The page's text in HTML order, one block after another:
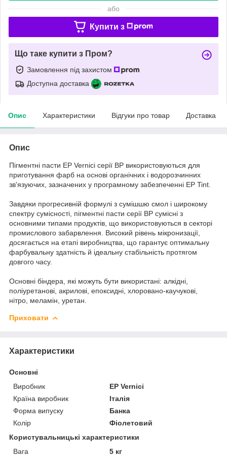
або
Купити з
Що таке купити з Пром?
Замовлення під захистом
Доступна доставка
Опис Характеристики Відгуки про товар Доставка
Опис
Пігментні пасти EP Vernici серії BP використовуються для
приготування фарб на основі органічних і водорозчинних
зв'язуючих, зазначених у програмному забезпеченні EP Tint.
Завдяки прогресивній формулі з сумішшю смол і широкому
спектру сумісності, пігментні пасти серії BP сумісні з
основними типами продуктів, що використовуються в секторі
промислового забарвлення. Високий рівень мікронизації,
досягається на етапі виробництва, що гарантує оптимальну
фарбувальну здатність й ідеальну стабільність протягом
довгого часу.
Основні біндера, які можуть бути використані: алкідні,
поліуретанові, акрилові, епоксидні, хлоровано-каучукові,
нітро, меламін, уретан.
Приховати
Характеристики
Основні
Виробник
EP Vernici
Країна виробник
Італія
Форма випуску
Банка
Колір
Фіолетовий
Користувальницькі характеристики
Вага
5 кг